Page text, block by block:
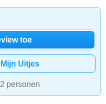
toe
Uitjes
personen